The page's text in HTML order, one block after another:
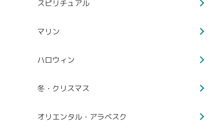
スピリチュアル
マリン
ハロウィン
冬・クリスマス
オリエンタル・アラベスク